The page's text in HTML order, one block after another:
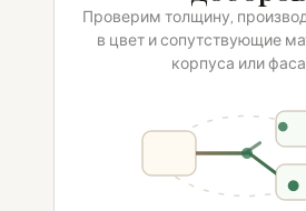
Проверим толщину,
в цвет и сопутствующие
корпуса или